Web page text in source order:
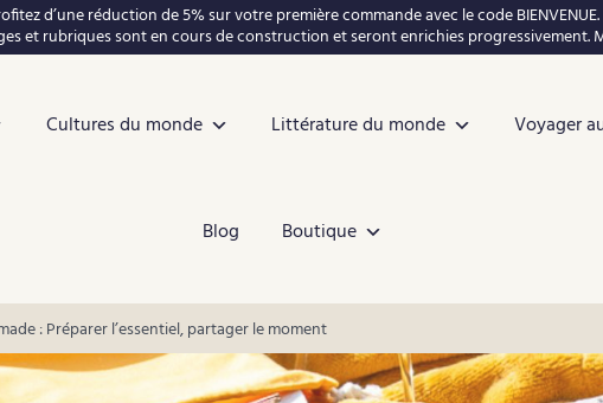
d’une réduction de 5% sur votre première commande avec le code BIENVENUE.
et rubriques sont en cours de construction et seront enrichies progressivement.
Cultures du monde Littérature du monde Voyager
Blog Boutique
: Préparer l’essentiel, partager le moment